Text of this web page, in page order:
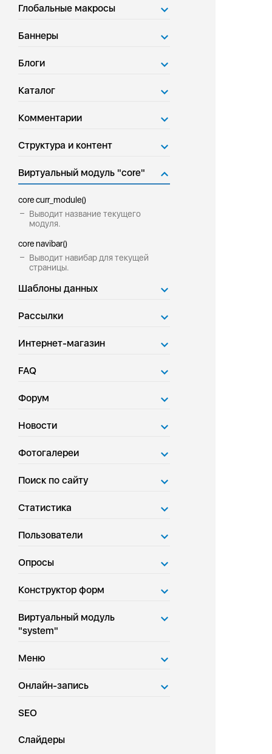
Глобальные макросы
Баннеры
Блоги
Каталог
Комментарии
Структура и контент
Виртуальный модуль "core"
core curr_module()
Выводит название текущего
модуля.
core navibar()
Выводит навибар для текущей
страницы.
Шаблоны данных
Рассылки
Интернет-магазин
FAQ
Форум
Новости
Фотогалереи
Поиск по сайту
Статистика
Пользователи
Опросы
Конструктор форм
Виртуальный модуль
"system"
Меню
Онлайн-запись
SEO
Слайдеры